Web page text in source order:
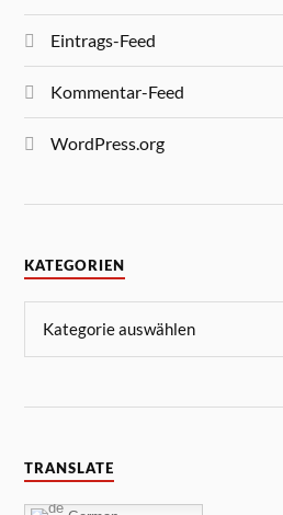
Eintrags-Feed
Kommentar-Feed
WordPress.org
KATEGORIEN
TRANSLATE